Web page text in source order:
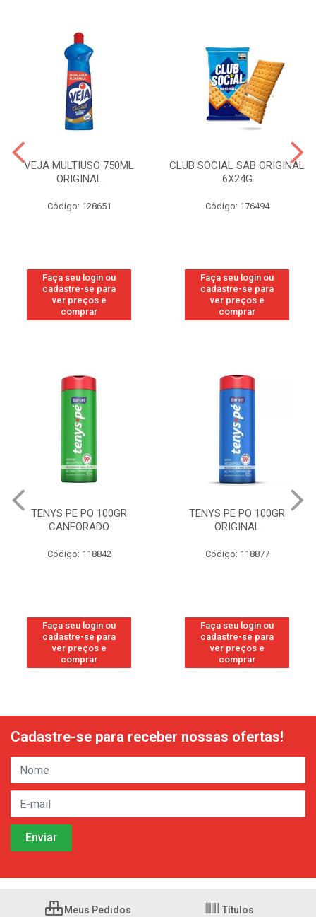
VEJA MULTIUSO 750ML
ORIGINAL
Código: 128651
Faça seu login ou
cadastre-se para
ver preços e
comprar
CLUB SOCIAL SAB ORIGINAL
6X24G
Código: 176494
Faça seu login ou
cadastre-se para
ver preços e
comprar
TENYS PE PO 100GR
CANFORADO
Código: 118842
Faça seu login ou
cadastre-se para
ver preços e
comprar
TENYS PE PO 100GR
ORIGINAL
Código: 118877
Faça seu login ou
cadastre-se para
ver preços e
comprar
Cadastre-se para receber nossas ofertas!
Meus Pedidos Títulos